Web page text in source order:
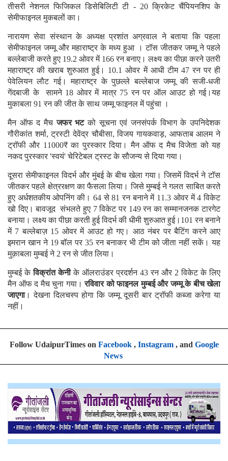
तीसरी नेशनल फिजिकल डिसेबिलिटी टी - 20 क्रिकेट चैंपियनशिप के
सेमीफाइनल मुकबलों का।
नारायण सेवा संस्थान के अध्यक्ष प्रशांत अग्रवाल ने बताया कि पहला
सेमीफाइनल जम्मू और महाराष्ट्र के मध्य हुआ । टॉस जीतकर जम्मू ने पहले
बल्लेबाजी करते हुए 19.2 ओवर में 166 रन बनाए। लक्ष्य का पीछा करने उतरी
महाराष्ट्र की खराब शुरुआत हुई। 10.1 ओवर में आधी टीम 47 रन पर ही
पेवेलियन लौट गई। महाराष्ट्र के पुछल्ले बल्लेबाज जम्मू की सजी-धजी
गेंदबाजी के सामने 18 ओवर में मात्र 75 रन पर ऑल आउट हो गई।यह
मुकाबला 91 रन की जीत के साथ जम्मू फाइनल में पहुंचा ।
मैन ऑफ द मैचजफर भटको सूचना एवं जनसंपर्क विभाग के उपनिदेशक
गौरीकांत शर्मा, ट्रस्टी देवेंद्र चौबीसा, विजय गायकवाड़, आफताब आलम ने
ट्रॉफी और 11000₹ का पुरस्कार दिया। मैन ऑफ द मैच विजेता को यह
नकद पुरस्कार 'स्वयं' चेरिटेबल ट्रस्ट के सौजन्य से दिया गया।
दूसरा सेमीफाइनल विदर्भ और मुंबई के बीच खेला गया। जिसमें विदर्भ ने टॉस
जीतकर पहले क्षेत्ररक्षण का फैसला लिया। जिसे मुम्बई ने गलत साबित करते
हुए अर्धशतकीय ओपनिंग की। 64 से 81 रन बनाने में 11.3 ओवर में 4 विकेट
खो दिए। बावजूद संभलते हुए 7 विकेट पर 149 रन का सम्मानजनक टारगेट
बनाया। लक्ष्य का पीछा करती हुई विदर्भ की धीमी शुरुआत हुई।101 रन बनाने
में 7 बल्लेबाज़ 15 ओवर में आउट हो गए। आठ नंबर पर बैटिंग करने आए
इमरान खान ने 19 बॉल पर 35 रन बनाकर भी टीम को जीता नहीं सकें। यह
मुक़ाबला मुम्बई ने 2 रन से जीत लिया।
मुम्बई केविक्रांत केनीके ऑलराउंडर प्रदर्शन 43 रन और 2 विकेट के लिए
मैन ऑफ द मैच चुना गया।रविवार को फाइनल मुम्बई और जम्मू के बीच खेला
जाएगा। देखना दिलचस्प होगा कि जम्मू दूसरी बार ट्रॉफी कब्जा करेगा या
नहीं।
Follow UdaipurTimes on Facebook, Instagram, and Google
News